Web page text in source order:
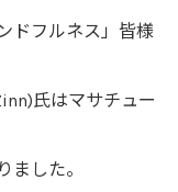
ドフルネス」皆様
氏はマサチュー
ました。